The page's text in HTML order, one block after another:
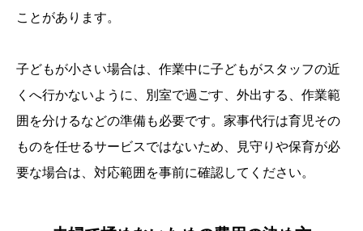
ことがあります。
子どもが小さい場合は、作業中に子どもがスタッフの近
くへ行かないように、別室で過ごす、外出する、作業範
囲を分けるなどの準備も必要です。家事代行は育児その
ものを任せるサービスではないため、見守りや保育が必
要な場合は、対応範囲を事前に確認してください。